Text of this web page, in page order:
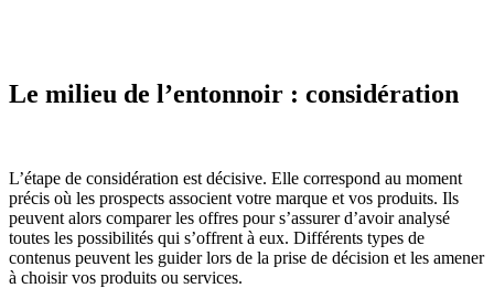
Le milieu de l’entonnoir : considération
L’étape de considération est décisive. Elle correspond au moment
précis où les prospects associent votre marque et vos produits. Ils
peuvent alors comparer les offres pour s’assurer d’avoir analysé
toutes les possibilités qui s’offrent à eux. Différents types de
contenus peuvent les guider lors de la prise de décision et les amener
à choisir vos produits ou services.